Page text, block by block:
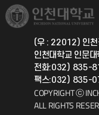
취업정보(학생)
총동문회
국제지원과
공자아카데미
기초교육원
(우 : 22012) 인천
인천대학교 인문
전화:032) 835-
팩스:032) 835-
COPYRIGHT ⓒ
ALL RIGHTS